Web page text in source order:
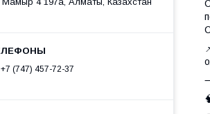
+7 (747) 457-72-37